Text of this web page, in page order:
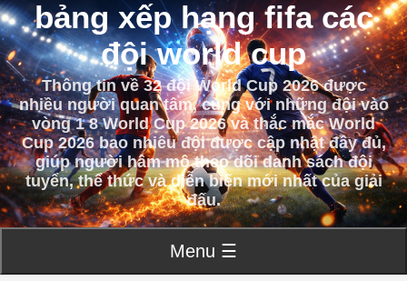
bảng xếp hạng fifa các
đội world cup
Thông tin về 32 đội World Cup 2026 được
nhiều người quan tâm, cùng với những đội vào
vòng 1 8 World Cup 2026 và thắc mắc World
Cup 2026 bao nhiêu đội được cập nhật đầy đủ,
giúp người hâm mộ theo dõi danh sách đội
tuyển, thể thức và diễn biến mới nhất của giải
đấu.
Menu ☰